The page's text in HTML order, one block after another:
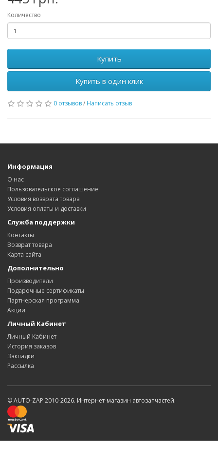
Количество
Купить
Купить в один клик
0 отзывов/ Написать отзыв
Информация
О нас
Пользовательское соглашение
Условия возврата товара
Условия оплаты и доставки
Служба поддержки
Контакты
Возврат товара
Карта сайта
Дополнительно
Производители
Подарочные сертификаты
Партнерская программа
Акции
Личный Кабинет
Личный Кабинет
История заказов
Закладки
Рассылка
© AUTO-ZAP 2010-2026. Интернет-магазин автозапчастей.